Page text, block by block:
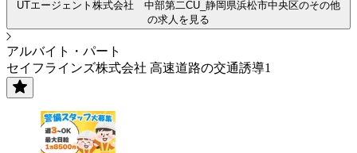
UTエージェント株式会社 中部第二CU_静岡県浜松市中央区のその他
の求人を見る
アルバイト・パート
セイフラインズ株式会社 高速道路の交通誘導1